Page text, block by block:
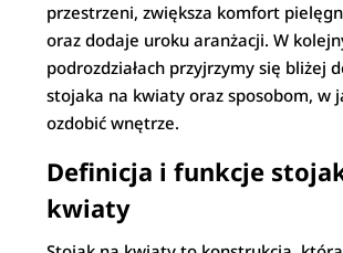
przestrzeni, zwiększa komfort
oraz dodaje uroku aranżacji. W
podrozdziałach przyjrzymy się bliżej
stojaka na kwiaty oraz sposobom, w
ozdobić wnętrze.
Definicja i funkcje
kwiaty